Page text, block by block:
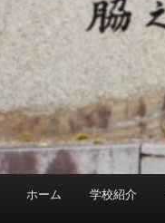
ホーム 学校紹介